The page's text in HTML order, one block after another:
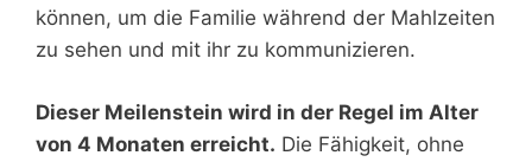
können, um die Familie während der Mahlzeiten
zu sehen und mit ihr zu kommunizieren.
Dieser Meilenstein wird in der Regel im Alter
von 4 Monaten erreicht. Die Fähigkeit, ohne